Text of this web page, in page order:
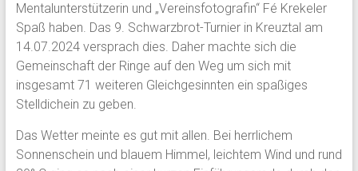
Mentalunterstützerin und „Vereinsfotografin“ Fé Krekeler
Spaß haben. Das 9. Schwarzbrot-Turnier in Kreuztal am
14.07.2024 versprach dies. Daher machte sich die
Gemeinschaft der Ringe auf den Weg um sich mit
insgesamt 71 weiteren Gleichgesinnten ein spaßiges
Stelldichein zu geben.
Das Wetter meinte es gut mit allen. Bei herrlichem
Sonnenschein und blauem Himmel, leichtem Wind und rund